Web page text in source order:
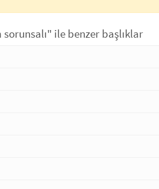
ile benzer başlıklar